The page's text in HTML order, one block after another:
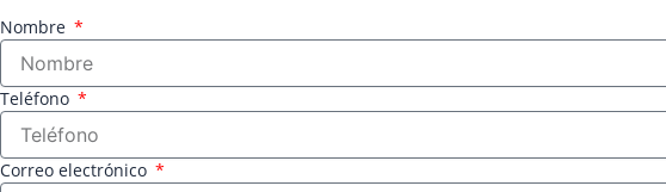
Nombre
Teléfono
Correo electrónico